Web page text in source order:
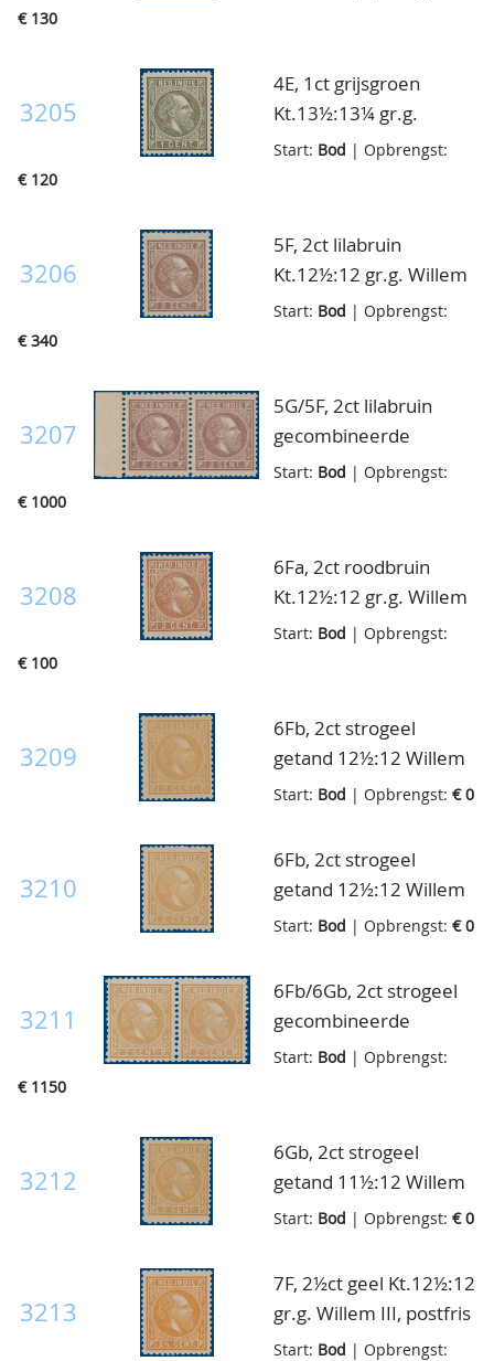
€ 130
3205
4E, 1ct grijsgroen
Kt.13½:13¼ gr.g.
Willem III, postfris met
Start: Bod | Opbrengst:
€ 120
3206
5F, 2ct lilabruin
Kt.12½:12 gr.g. Willem
III, postfris met
cert. NKD
Start: Bod | Opbrengst:
€ 340
3207
5G/5F, 2ct lilabruin
gecombineerde
tanding 11½:11 en
ex. met linker
zijvelrandje, zeer
zeldzaam!! cert. NKD
(postfrisprijs ca.
cursief
Start: Bod | Opbrengst:
€ 1000
3208
6Fa, 2ct roodbruin
Kt.12½:12 gr.g. Willem
III, postfris met
Start: Bod | Opbrengst:
€ 100
3209
6Fb, 2ct strogeel
getand 12½:12 Willem
III, ongebruikt zonder
pracht ex.
Start: Bod | Opbrengst: € 0
3210
6Fb, 2ct strogeel
getand 12½:12 Willem
III, ongebruikt zonder
pracht ex.
Start: Bod | Opbrengst: € 0
3211
6Fb/6Gb, 2ct strogeel
gecombineerde
tanding 12½:12 en
gom(zoals uitgegeven),
nooit een plakker
gehad, zeer fris luxe
paar, uitermate
mooie kwaliteit!! cert.
NKD
Start: Bod | Opbrengst:
€ 1150
3212
6Gb, 2ct strogeel
getand 11½:12 Willem
III, ongebruikt zonder
pracht ex.
Start: Bod | Opbrengst: € 0
3213
7F, 2½ct geel Kt.12½:12
gr.g. Willem III, postfris
met volledige originele
Start: Bod | Opbrengst: